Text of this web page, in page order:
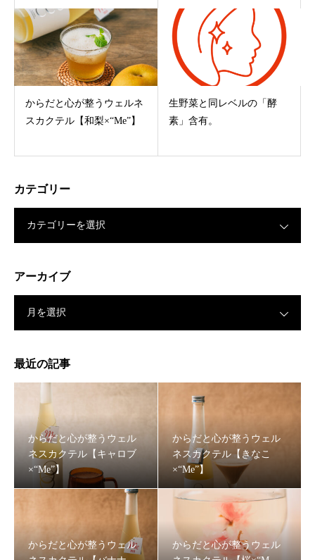
からだと心が整うウェルネ
スカクテル【和梨×“Me”】
生野菜と同レベルの「酵
素」含有。
カテゴリー
カテゴリーを選択
アーカイブ
月を選択
最近の記事
からだと心が整うウェル
ネスカクテル【キャロブ
×“Me”】
からだと心が整うウェル
ネスカクテル【きなこ
×“Me”】
からだと心が整うウェル
からだと心が整うウェル